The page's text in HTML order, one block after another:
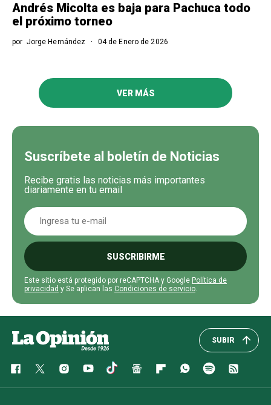
Andrés Micolta es baja para Pachuca todo
el próximo torneo
por Jorge Hernández 04 de Enero de 2026
VER MÁS
Suscríbete al boletín de Noticias
Recibe gratis las noticias más importantes
diariamente en tu email
SUSCRIBIRME
Este sitio está protegido por reCAPTCHA y Google Política de
privacidad y Se aplican las Condiciones de servicio.
SUBIR